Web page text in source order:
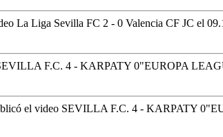
La Liga Sevilla FC 2 - 0 Valencia CF JC el
F.C. 4 - KARPATY 0"EUROPA
el video SEVILLA F.C. 4 - KARPATY